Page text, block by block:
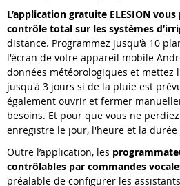
L’application gratuite ELESION
contrôle total sur les systèmes
distance. Programmez jusqu'à 10
l'écran de votre appareil mobile
données météorologiques et mettez
jusqu'à 3 jours si de la pluie est
également ouvrir et fermer
besoins. Et pour que vous ne
enregistre le jour, l'heure et la durée
Outre l’application, les
contrôlables par commandes
préalable de configurer les